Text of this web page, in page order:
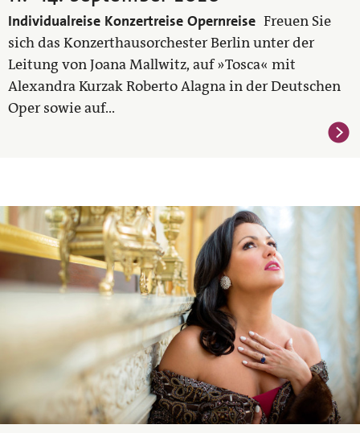
Individualreise Konzertreise Opernreise Freuen Sie
sich das Konzerthausorchester Berlin unter der
Leitung von Joana Mallwitz, auf »Tosca« mit
Alexandra Kurzak Roberto Alagna in der Deutschen
Oper sowie auf...